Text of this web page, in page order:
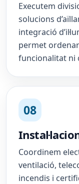
Executem
solucions
integració
permet
funcionalitat ni
08
Coordinem
ventilació,
incendis i